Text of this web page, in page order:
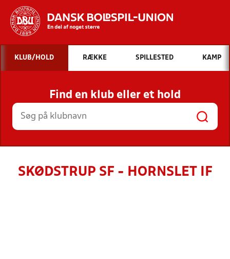
Hvad vil du søge efter?
INDHOLD OG NYHEDER
STILLINGER, RESULTATER, KLUBBER OG
HOLD
KLUB/HOLD RÆKKE SPILLESTED KAMP
Find en klub eller et hold
SKØDSTRUP SF - HORNSLET IF